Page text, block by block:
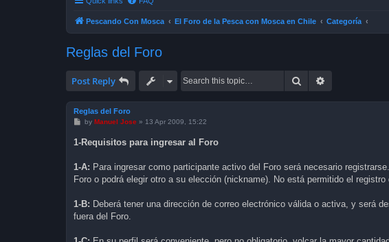
Pescando Con Mosca El Foro de la Pesca con Mosca en Chile Categoría
Reglas del Foro
Post Reply Search
Reglas del Foro
P
s
t
by Manuel Jose » 13 Apr 2009, 15:22
1-Requisitos para ingresar al Foro
1-A: Para ingresar como participante activo del Foro será necesario
Foro o podrá elegir otro a su elección (nickname). No está permitido el
1-B: Deberá tener una dirección de correo electrónico válida o activa, y será
fuera del Foro.